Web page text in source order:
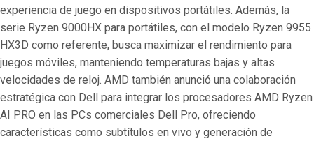
experiencia de juego en dispositivos portátiles. Además, la
serie Ryzen 9000HX para portátiles, con el modelo Ryzen 9955
HX3D como referente, busca maximizar el rendimiento para
juegos móviles, manteniendo temperaturas bajas y altas
velocidades de reloj. AMD también anunció una colaboración
estratégica con Dell para integrar los procesadores AMD Ryzen
AI PRO en las PCs comerciales Dell Pro, ofreciendo
características como subtítulos en vivo y generación de